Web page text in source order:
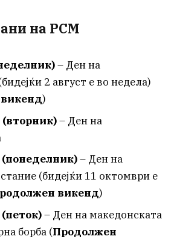
на РСМ
– Ден на
2 август е во недела)
)
– Ден на
– Ден на
(бидејќи 11 октомври е
викенд)
– Ден на македонската
борба (Продолжен